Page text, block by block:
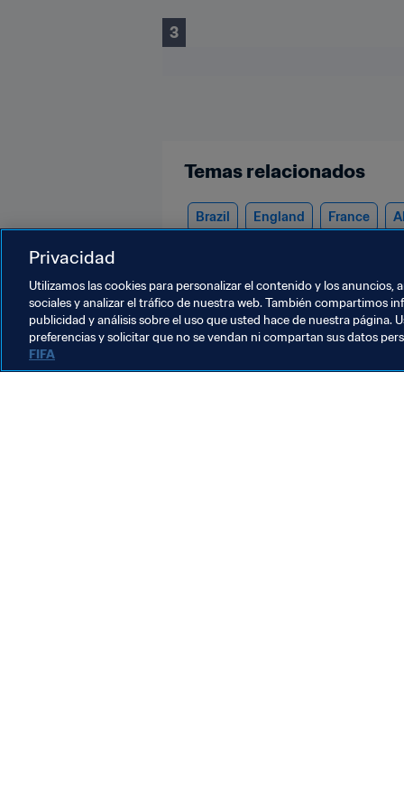
3
Temas relacionados
Brazil England France
Privacidad
Utilizamos las cookies para personalizar el contenido y los anuncios,
sociales y analizar el tráfico de nuestra web. También compartimos
publicidad y análisis sobre el uso que usted hace de nuestra página.
preferencias y solicitar que no se vendan ni compartan sus datos
FIFA